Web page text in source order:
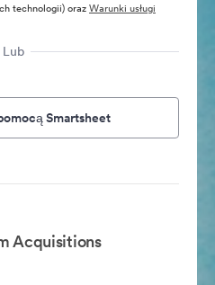
technologii) orazWarunki usługi
Lub
Smartsheet
Acquisitions